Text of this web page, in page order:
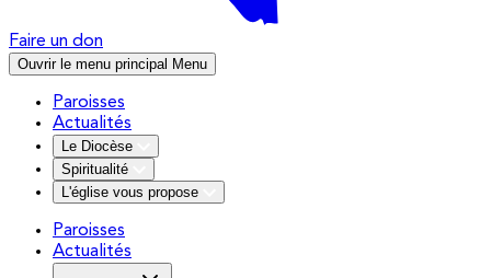
Faire un don
Ouvrir le menu principal Menu
Paroisses
Actualités
Le Diocèse
Spiritualité
L'église vous propose
Paroisses
Actualités